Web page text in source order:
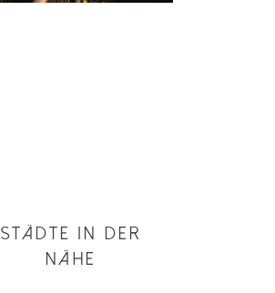
STÄDTE IN DER
NÄHE